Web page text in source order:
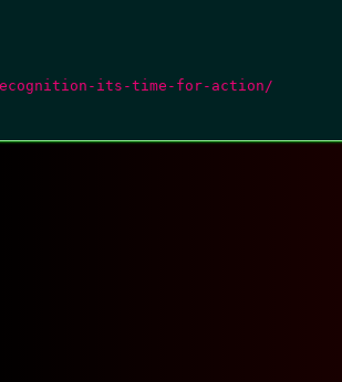
its-time-for-action/